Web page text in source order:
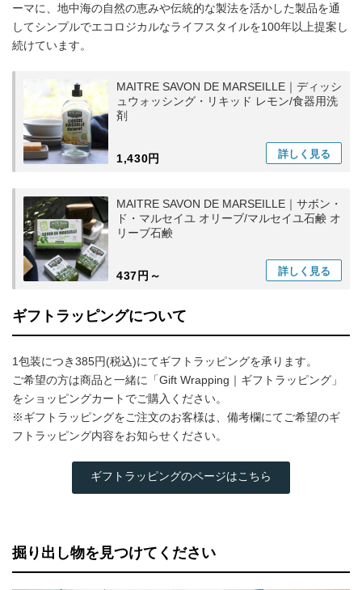
ーマに、地中海の自然の恵みや伝統的な製法を活かした製品を通
してシンプルでエコロジカルなライフスタイルを100年以上提案し
続けています。
MAITRE SAVON DE MARSEILLE｜ディッシ
ュウォッシング・リキッド レモン/食器用洗
剤
1,430円 詳しく 見る
MAITRE SAVON DE MARSEILLE｜サボン・
ド・マルセイユ オリーブ/マルセイユ石鹸 オ
リーブ石鹸
437円～ 詳しく 見る
ギフトラッピングについて
1包装につき385円(税込)にてギフトラッピングを承ります。
ご希望の方は商品と一緒に「Gift Wrapping｜ギフトラッピング」
をショッピングカートでご購入ください。
※ギフトラッピングをご注文のお客様は、備考欄にてご希望のギ
フトラッピング内容をお知らせください。
ギフトラッピングのページはこちら
掘り出し物を見つけてください